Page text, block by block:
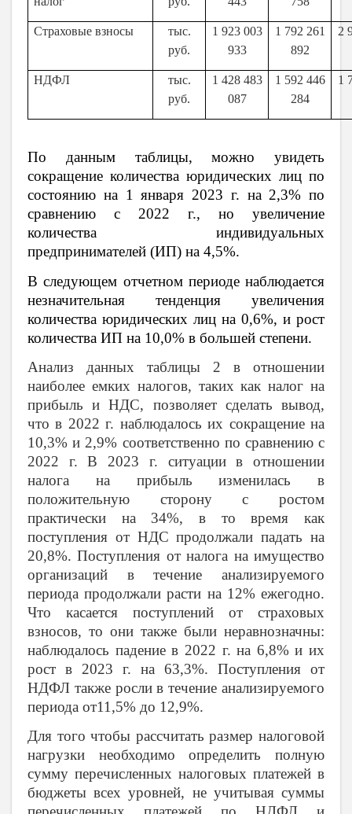
Страховые взносы
тыс.
руб.
1 923 003
933
1 792 261
892
2
НДФЛ
тыс.
руб.
1 428 483
087
1 592 446
284
1
По данным таблицы, можно увидеть
сокращение количества юридических лиц по
состоянию на 1 января 2023 г. на 2,3% по
сравнению с 2022 г., но увеличение
количества индивидуальных
предпринимателей (ИП) на 4,5%.
В следующем отчетном периоде наблюдается
незначительная тенденция увеличения
количества юридических лиц на 0,6%, и рост
количества ИП на 10,0% в большей степени.
Анализ данных таблицы 2 в отношении
наиболее емких налогов, таких как налог на
прибыль и НДС, позволяет сделать вывод,
что в 2022 г. наблюдалось их сокращение на
10,3% и 2,9% соответственно по сравнению с
2022 г. В 2023 г. ситуации в отношении
налога на прибыль изменилась в
положительную сторону с ростом
практически на 34%, в то время как
поступления от НДС продолжали падать на
20,8%. Поступления от налога на имущество
организаций в течение анализируемого
периода продолжали расти на 12% ежегодно.
Что касается поступлений от страховых
взносов, то они также были неравнозначны:
наблюдалось падение в 2022 г. на 6,8% и их
рост в 2023 г. на 63,3%. Поступления от
НДФЛ также росли в течение анализируемого
периода от11,5% до 12,9%.
Для того чтобы рассчитать размер налоговой
нагрузки необходимо определить полную
сумму перечисленных налоговых платежей в
бюджеты всех уровней, не учитывая суммы